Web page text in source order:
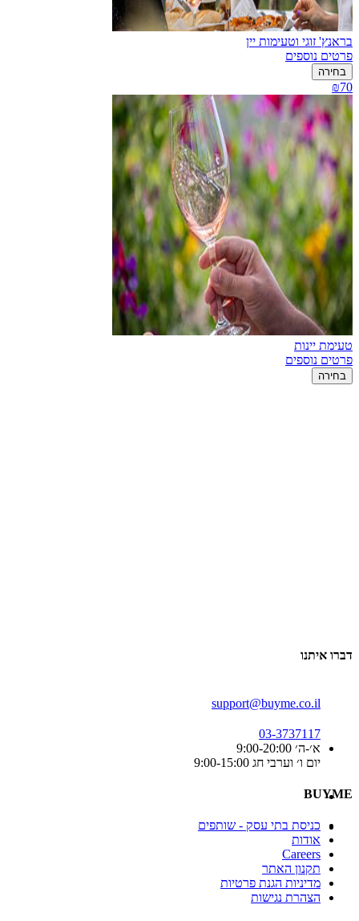
בראנץ' זוגי וטעימות יין
פרטים נוספים
בחירה
₪70
טעימת יינות
פרטים נוספים
בחירה
דברו איתנו
support@buyme.co.il
03-3737117
א׳-ה׳ 9:00-20:00
יום ו׳ וערבי חג 9:00-15:00
BUYME
כניסת בתי עסק - שותפים
אודות
Careers
תקנון האתר
מדיניות הגנת פרטיות
הצהרת נגישות